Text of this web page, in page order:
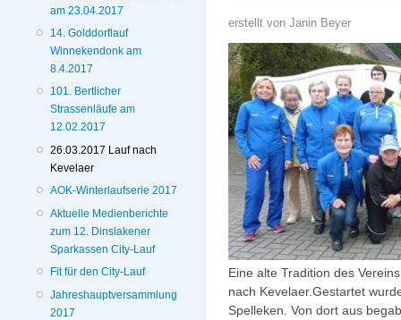
am 23.04.2017
14. Golddorflauf
Winnekendonk am
8.4.2017
101. Bertlicher
Strassenläufe am
12.02.2017
26.03.2017 Lauf nach
Kevelaer
AOK-Winterlaufserie 2017
Aktuelle Medienberichte
zum 12. Dinslakener
Sparkassen City-Lauf
Fit für den City-Lauf
Jahreshauptversammlung
2017
erstellt von Janin Beyer
Eine alte Tradition des
nach Kevelaer.Gestartet
Spelleken. Von dort aus